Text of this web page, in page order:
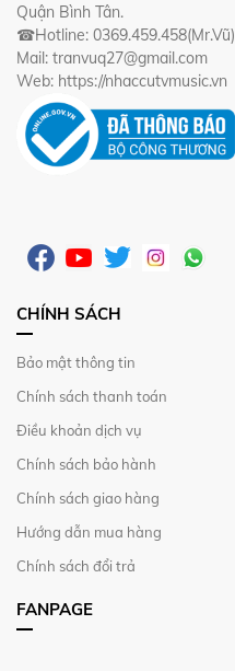
Quận Bình Tân.
☎Hotline: 0369.459.458(Mr.Vũ)
Mail: tranvuq27@gmail.com
Web: https://nhaccutvmusic.vn
CHÍNH SÁCH
Bảo mật thông tin
Chính sách thanh toán
Điều khoản dịch vụ
Chính sách bảo hành
Chính sách giao hàng
Hướng dẫn mua hàng
Chính sách đổi trả
FANPAGE